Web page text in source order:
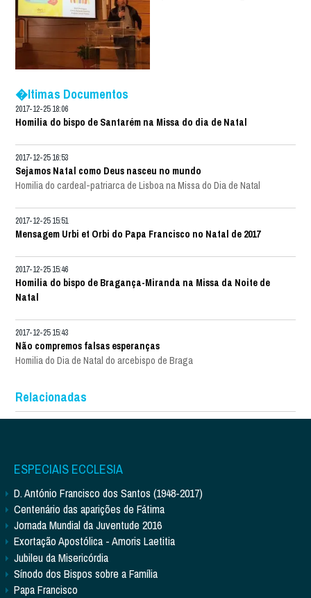
�ltimas Documentos
2017-12-25 18:06
Homilia do bispo de Santarém na Missa do dia de Natal
2017-12-25 16:53
Sejamos Natal como Deus nasceu no mundo
Homilia do cardeal-patriarca de Lisboa na Missa do Dia de Natal
2017-12-25 15:51
Mensagem Urbi et Orbi do Papa Francisco no Natal de 2017
2017-12-25 15:46
Homilia do bispo de Bragança-Miranda na Missa da Noite de
Natal
2017-12-25 15:43
Não compremos falsas esperanças
Homilia do Dia de Natal do arcebispo de Braga
Relacionadas
ESPECIAIS ECCLESIA
D. António Francisco dos Santos (1948-2017)
Centenário das aparições de Fátima
Jornada Mundial da Juventude 2016
Exortação Apostólica - Amoris Laetitia
Jubileu da Misericórdia
Sínodo dos Bispos sobre a Família
Papa Francisco